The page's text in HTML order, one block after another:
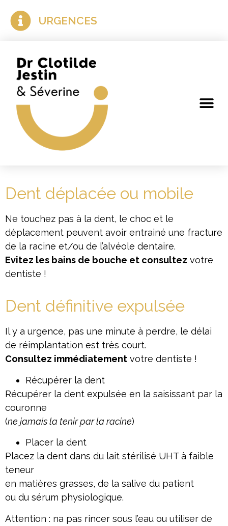
URGENCES
Dent déplacée ou mobile
Ne touchez pas à la dent, le choc et le
déplacement peuvent avoir entrainé une fracture
de la racine et/ou de l’alvéole dentaire.
Evitez les bains de bouche et consultez votre
dentiste !
Dent définitive expulsée
Il y a urgence, pas une minute à perdre, le délai
de réimplantation est très court.
Consultez immédiatement votre dentiste !
Récupérer la dent
Récupérer la dent expulsée en la saisissant par la
couronne
(ne jamais la tenir par la racine)
Placer la dent
Placez la dent dans du lait stérilisé UHT à faible
teneur
en matières grasses, de la salive du patient
ou du sérum physiologique.
Attention : na pas rincer sous l’eau ou utiliser de